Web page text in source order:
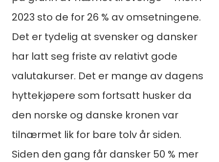
2023 sto de for 26 % av omsetningene.
Det er tydelig at svensker og dansker
har latt seg friste av relativt gode
valutakurser. Det er mange av dagens
hyttekjøpere som fortsatt husker da
den norske og danske kronen var
tilnærmet lik for bare tolv år siden.
Siden den gang får dansker 50 % mer